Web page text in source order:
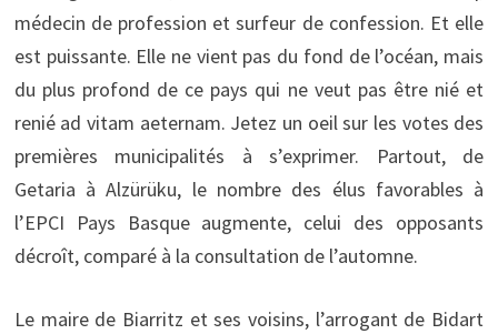
médecin de profession et surfeur de confession. Et elle
est puissante. Elle ne vient pas du fond de l’océan, mais
du plus profond de ce pays qui ne veut pas être nié et
renié ad vitam aeternam. Jetez un oeil sur les votes des
premières municipalités à s’exprimer. Partout, de
Getaria à Alzürüku, le nombre des élus favorables à
l’EPCI Pays Basque augmente, celui des opposants
décroît, comparé à la consultation de l’automne.
Le maire de Biarritz et ses voisins, l’arrogant de Bidart